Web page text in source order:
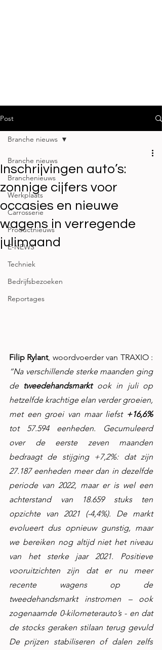
Post
Branche nieuws
Branchenieuws
Werkplaats
Carrosserie
Productnieuws
E-NEWS
Techniek
Bedrijfsbezoeken
Reportages
Branche nieuws
Inschrijvingen auto’s:
zonnige cijfers voor
occasies en nieuwe
wagens in verregende
julimaand
Filip Rylant, woordvoerder van TRAXIO :
“Na verschillende sterke maanden ging
de tweedehandsmarkt ook in juli op
hetzelfde krachtige elan verder groeien,
met een groei van maar liefst +16,6%
tot 57.594 eenheden. Gecumuleerd
over de eerste zeven maanden
bedraagt de stijging +7,2%: dat zijn
27.187 eenheden meer dan in dezelfde
periode van 2022, maar er is wel een
achterstand van 18.659 stuks ten
opzichte van 2021 (-4,4%). De markt
evolueert dus opnieuw gunstig, maar
we bereiken nog altijd niet het niveau
van het sterke jaar 2021. Positieve
vooruitzichten zijn dat er nu meer
recente wagens op de
tweedehandsmarkt instromen – ook
zogenaamde 0-kilometerauto’s - en dat
de stocks geraken stilaan terug gevuld
De prijzen stabiliseren of dalen zelfs